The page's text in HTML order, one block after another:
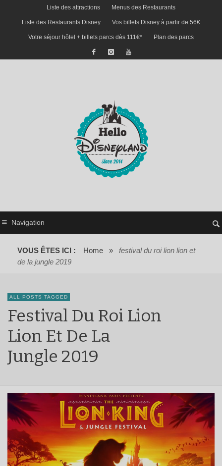
Liste des attractions Menus des Restaurants
Liste des Restaurants Disney Vos billets Disney à partir de 56€
Votre séjour hôtel + billets parcs dès 111€* Plan des parcs
Navigation
VOUS ÊTES ICI : Home »
festival du roi lion lion et
de la jungle 2019
ALL POSTS TAGGED
Festival Du Roi Lion
Lion Et De La
Jungle 2019